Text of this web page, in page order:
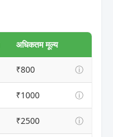
अधिकतम मूल्य
₹800 ⓘ
₹1000 ⓘ
₹2500 ⓘ